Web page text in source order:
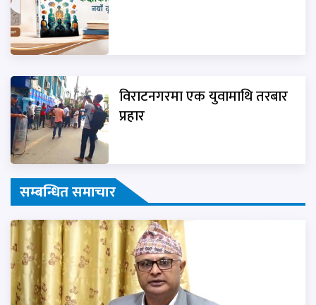
विराटनगरमा एक युवामाथि तरबार
प्रहार
सम्बन्धित समाचार